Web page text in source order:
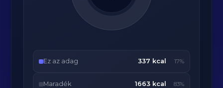
Ez az adag 337 kcal 17%
Maradék 1663 kcal 83%